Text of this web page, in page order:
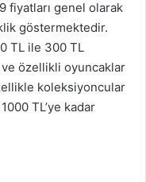
fiyatları genel olarak
göstermektedir.
TL ile 300 TL
ve özellikli oyuncaklar
koleksiyoncular
TL’ye kadar